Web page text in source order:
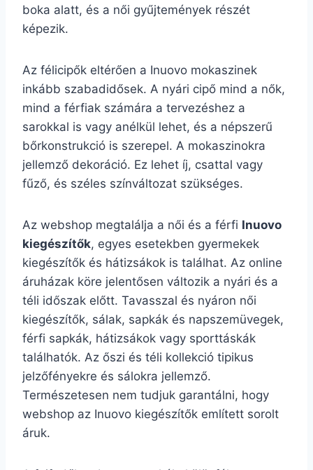
boka alatt, és a női gyűjtemények részét
képezik.
Az félicipők eltérően a Inuovo mokaszinek
inkább szabadidősek. A nyári cipő mind a nők,
mind a férfiak számára a tervezéshez a
sarokkal is vagy anélkül lehet, és a népszerű
bőrkonstrukció is szerepel. A mokaszinokra
jellemző dekoráció. Ez lehet íj, csattal vagy
fűző, és széles színváltozat szükséges.
Az webshop megtalálja a női és a férfi Inuovo
kiegészítők, egyes esetekben gyermekek
kiegészítők és hátizsákok is találhat. Az online
áruházak köre jelentősen változik a nyári és a
téli időszak előtt. Tavasszal és nyáron női
kiegészítők, sálak, sapkák és napszemüvegek,
férfi sapkák, hátizsákok vagy sporttáskák
találhatók. Az őszi és téli kollekció tipikus
jelzőfényekre és sálokra jellemző.
Természetesen nem tudjuk garantálni, hogy
webshop az Inuovo kiegészítők említett sorolt
áruk.